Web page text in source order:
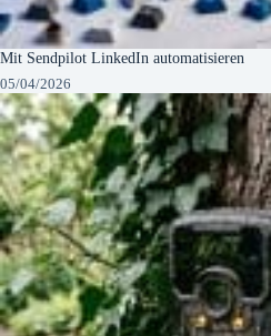
Mit Sendpilot LinkedIn automatisieren
05/04/2026